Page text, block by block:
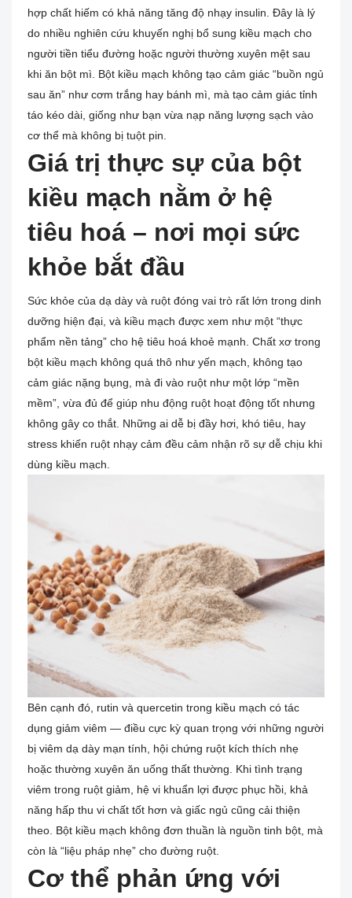
hợp chất hiếm có khả năng tăng độ nhạy insulin. Đây là lý
do nhiều nghiên cứu khuyến nghị bổ sung kiều mạch cho
người tiền tiểu đường hoặc người thường xuyên mệt sau
khi ăn bột mì. Bột kiều mạch không tạo cảm giác “buồn ngủ
sau ăn” như cơm trắng hay bánh mì, mà tạo cảm giác tỉnh
táo kéo dài, giống như bạn vừa nạp năng lượng sạch vào
cơ thể mà không bị tuột pin.
Giá trị thực sự của bột
kiều mạch nằm ở hệ
tiêu hoá – nơi mọi sức
khỏe bắt đầu
Sức khỏe của dạ dày và ruột đóng vai trò rất lớn trong dinh
dưỡng hiện đại, và kiều mạch được xem như một “thực
phẩm nền tảng” cho hệ tiêu hoá khoẻ mạnh. Chất xơ trong
bột kiều mạch không quá thô như yến mạch, không tạo
cảm giác nặng bụng, mà đi vào ruột như một lớp “mền
mềm”, vừa đủ để giúp nhu động ruột hoạt động tốt nhưng
không gây co thắt. Những ai dễ bị đầy hơi, khó tiêu, hay
stress khiến ruột nhạy cảm đều cảm nhận rõ sự dễ chịu khi
dùng kiều mạch.
Bên cạnh đó, rutin và quercetin trong kiều mạch có tác
dụng giảm viêm — điều cực kỳ quan trọng với những người
bị viêm dạ dày mạn tính, hội chứng ruột kích thích nhẹ
hoặc thường xuyên ăn uống thất thường. Khi tình trạng
viêm trong ruột giảm, hệ vi khuẩn lợi được phục hồi, khả
năng hấp thu vi chất tốt hơn và giấc ngủ cũng cải thiện
theo. Bột kiều mạch không đơn thuần là nguồn tinh bột, mà
còn là “liệu pháp nhẹ” cho đường ruột.
Cơ thể phản ứng với